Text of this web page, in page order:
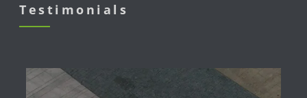
Testimonials